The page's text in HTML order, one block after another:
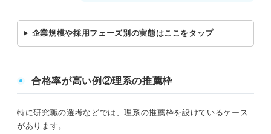
企業規模や採用フェーズ別の実態はここをタップ
合格率が高い例②理系の推薦枠
特に研究職の選考などでは、理系の推薦枠を設けているケース
があります。